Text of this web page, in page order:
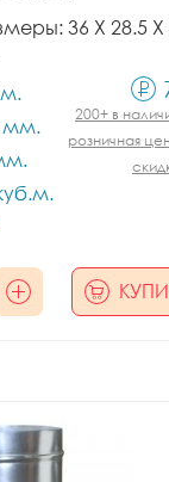
36 X 28.5 X
мм.
200+ в
розничная